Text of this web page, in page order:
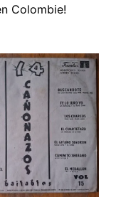
Colombie!